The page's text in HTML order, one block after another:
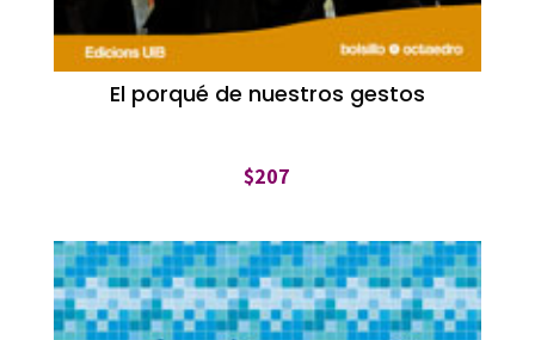
El porqué de nuestros gestos
$207